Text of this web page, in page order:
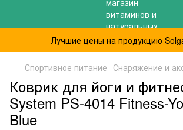
Лучшие цены на продукцию
Спортивное питание Снаряжение и
Коврик для йоги и
System PS-4014 Fitness-
Blue